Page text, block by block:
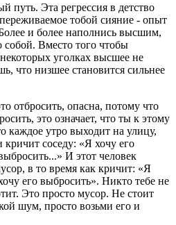
путь. Эта регрессия в детство
тобой сияние - опыт
и более наполнись высшим,
собой. Вместо того чтобы
уголках высшее не
что низшее становится сильнее
отбросить, опасна, потому что
это означает, что ты к этому
каждое утро выходит на улицу,
кричит соседу: «Я хочу его
И этот человек
в то время как кричит: «Я
его выбросить». Никто тебе не
Это просто мусор. Не стоит
шум, просто возьми его и